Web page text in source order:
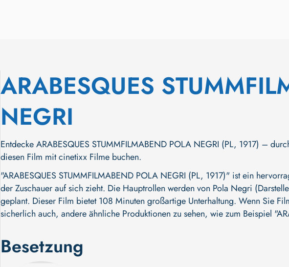
ARABESQUES
NEGRI
Entdecke ARABESQUES STUMMFILMABEND POLA NEGRI (PL, 1917) –
diesen Film mit cinetixx Filme buchen.
"ARABESQUES STUMMFILMABEND POLA NEGRI (PL, 1917)" ist ein
der Zuschauer auf sich zieht. Die Hauptrollen werden von Pola Negri
geplant. Dieser Film bietet 108 Minuten großartige Unterhaltung. Wenn Sie
sicherlich auch, andere ähnliche Produktionen zu sehen, wie zum Beispiel
Besetzung